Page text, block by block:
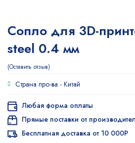
Сопло для 3D-
steel 0.4 мм
Оставить отзыв
Страна про-ва - Китай
Любая форма оплаты
Прямые поставки от
Бесплатная доставка от 10 000Р